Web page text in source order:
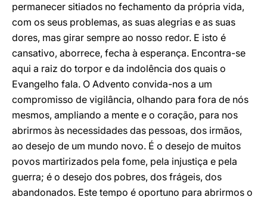
permanecer sitiados no fechamento da própria vida,
com os seus problemas, as suas alegrias e as suas
dores, mas girar sempre ao nosso redor. E isto é
cansativo, aborrece, fecha à esperança. Encontra-se
aqui a raiz do torpor e da indolência dos quais o
Evangelho fala. O Advento convida-nos a um
compromisso de vigilância, olhando para fora de nós
mesmos, ampliando a mente e o coração, para nos
abrirmos às necessidades das pessoas, dos irmãos,
ao desejo de um mundo novo. É o desejo de muitos
povos martirizados pela fome, pela injustiça e pela
guerra; é o desejo dos pobres, dos frágeis, dos
abandonados. Este tempo é oportuno para abrirmos o